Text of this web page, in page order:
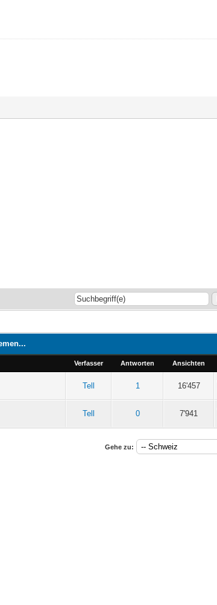
Verfasser Antworten Ansichten
Tell 1 16'457
Tell 0 7'941
Gehe zu: